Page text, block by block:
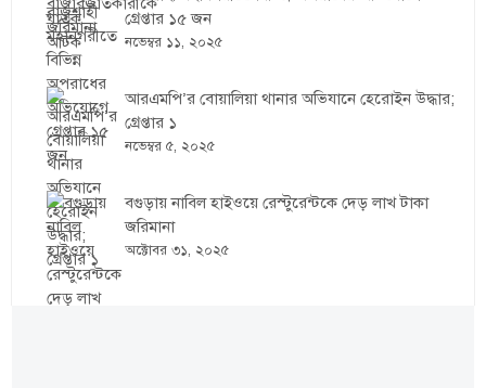
গ্রেপ্তার ১৫ জন
নভেম্বর ১১, ২০২৫
আরএমপি’র বোয়ালিয়া থানার অভিযানে হেরোইন উদ্ধার;
গ্রেপ্তার ১
নভেম্বর ৫, ২০২৫
বগুড়ায় নাবিল হাইওয়ে রেস্টুরেন্টকে দেড় লাখ টাকা
জরিমানা
অক্টোবর ৩১, ২০২৫